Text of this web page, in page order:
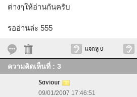
ต่างๆให้อ่านกันครับ
รออ่านล่ะ 555
แจกหู 0
ความคิดเห็นที่ : 3
Saviour
09/01/2007 17:46:51